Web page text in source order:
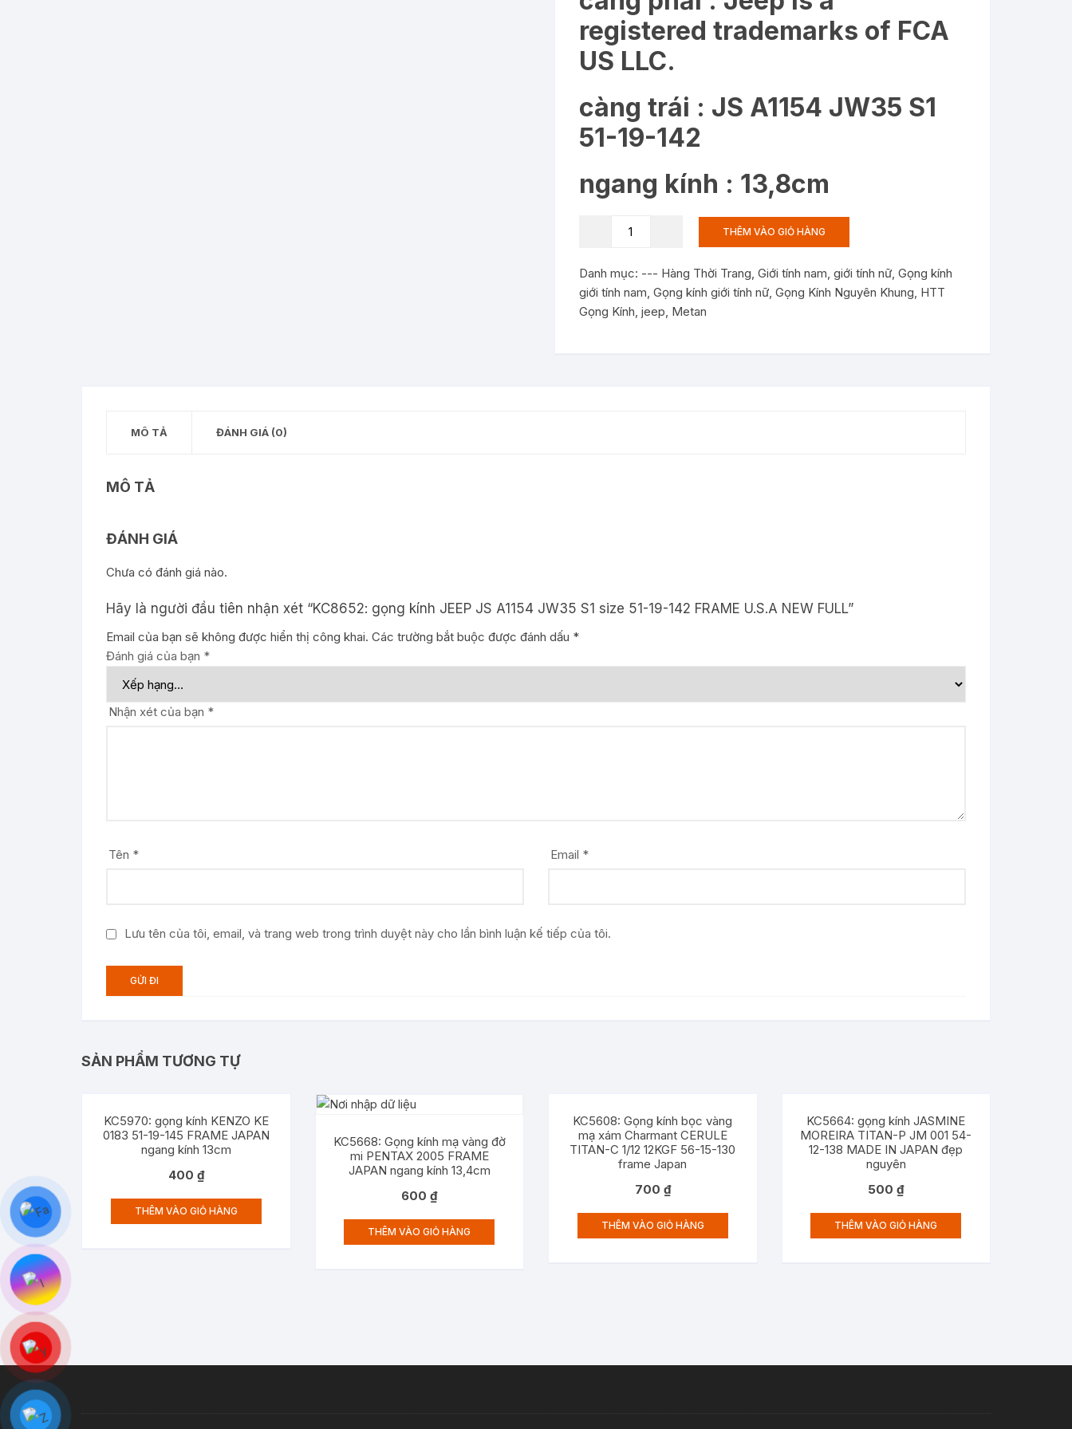
registered trademarks of FCA
US LLC.
càng trái : JS A1154 JW35 S1
51-19-142
ngang kính : 13,8cm
KC8652:
JEEP
JS
A1154
THÊM VÀO GIỎ HÀNG
Danh mục: --- Hàng Thời Trang, Giới tính nam, giới tính nữ, Gọng kính
giới tính nam, Gọng kính giới tính nữ, Gọng Kính Nguyên Khung, HTT
Gọng Kính, jeep, Metan
MÔ TẢ ĐÁNH GIÁ (0)
MÔ TẢ
ĐÁNH GIÁ
Chưa có đánh giá nào.
Hãy là người đầu tiên nhận xét “KC8652: gọng kính JEEP JS A1154 JW35 S1 size 51-19-142 FRAME U.S.A NEW FULL”
Email của bạn sẽ không được hiển thị công khai. Các trường bắt buộc được đánh dấu *
Đánh giá của bạn *
Nhận xét của bạn *
Tên * Email *
Lưu tên của tôi, email, và trang web trong trình duyệt này cho lần bình luận kế tiếp của tôi.
SẢN PHẨM TƯƠNG TỰ
KC5970: gọng kính KENZO KE
0183 51-19-145 FRAME JAPAN
ngang kính 13cm
400 ₫
THÊM VÀO GIỎ HÀNG
KC5668: Gọng kính mạ vàng đờ
mi PENTAX 2005 FRAME
JAPAN ngang kính 13,4cm
600₫
THÊM VÀO GIỎ HÀNG
KC5608: Gọng kính bọc vàng
mạ xám Charmant CERULE
TITAN-C 1/12 12KGF 56-15-130
frame Japan
700 ₫
THÊM VÀO GIỎ HÀNG
KC5664: gọng kính JASMINE
MOREIRA TITAN-P JM 001 54-
12-138 MADE IN JAPAN đẹp
nguyên
500₫
THÊM VÀO GIỎ HÀNG